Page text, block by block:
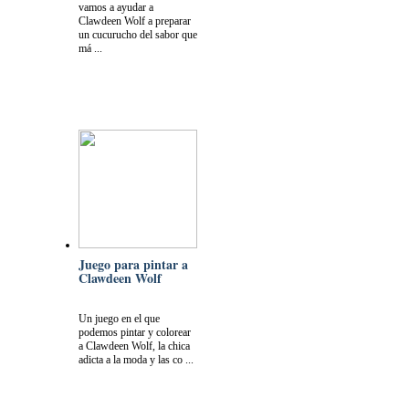
vamos a ayudar a
Clawdeen Wolf a preparar
un cucurucho del sabor que
má ...
Juego para pintar a
Clawdeen Wolf
Un juego en el que
podemos pintar y colorear
a Clawdeen Wolf, la chica
adicta a la moda y las co ...